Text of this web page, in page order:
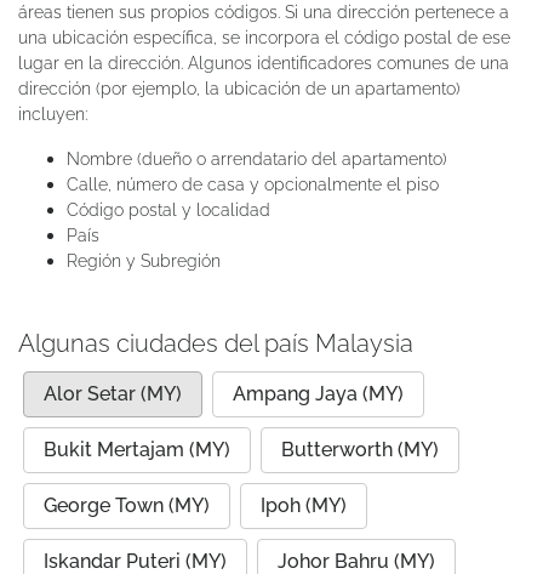
áreas tienen sus propios códigos. Si una dirección pertenece a
una ubicación específica, se incorpora el código postal de ese
lugar en la dirección. Algunos identificadores comunes de una
dirección (por ejemplo, la ubicación de un apartamento)
incluyen:
Nombre (dueño o arrendatario del apartamento)
Calle, número de casa y opcionalmente el piso
Código postal y localidad
País
Región y Subregión
Algunas ciudades del país Malaysia
Alor Setar (MY) Ampang Jaya (MY)
Bukit Mertajam (MY) Butterworth (MY)
George Town (MY) Ipoh (MY)
Iskandar Puteri (MY) Johor Bahru (MY)